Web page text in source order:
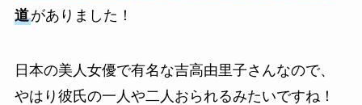
道がありました！
日本の美人女優で有名な吉高由里子さんなので、
やはり彼氏の一人や二人おられるみたいですね！